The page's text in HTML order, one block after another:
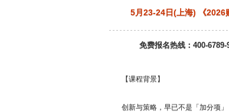
5月23-24日(上海) 《2026
免费报名热线：400-6789-
【课程背景】
创新与策略，早已不是「加分项」